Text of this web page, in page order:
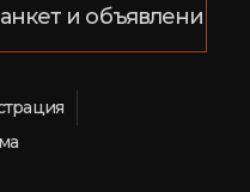
и объявлений!